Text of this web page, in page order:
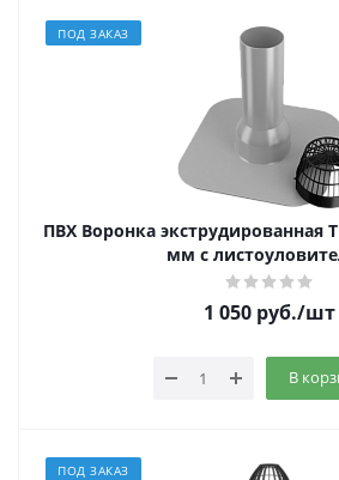
ПОД ЗАКАЗ
ПВХ Воронка экструдированная
мм с
1 050 руб./шт
В
ПОД ЗАКАЗ